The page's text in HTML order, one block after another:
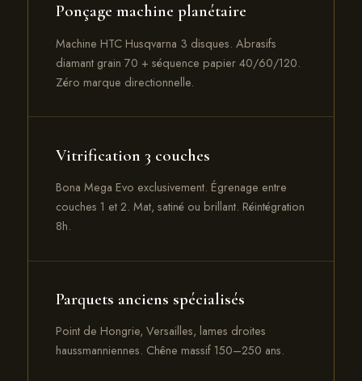
Ponçage machine planétaire
Machine HTC Husqvarna 3 disques. Abrasifs
diamant grain 70 + séquence papier 40/60/120.
Zéro marque directionnelle.
Vitrification 3 couches
Bona Mega Evo exclusivement. Égrenage entre
couches 1 et 2. Mat, satiné ou brillant. Réintégration
8h.
Parquets anciens spécialisés
Point de Hongrie, Versailles, lames droites
haussmanniennes. Chêne massif 150–250 ans.